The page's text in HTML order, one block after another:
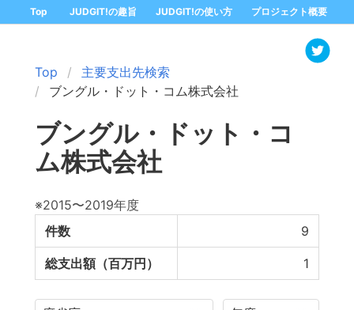
Top JUDGIT!の趣旨 JUDGIT!の使い方 プロジェクト概要
Top
主要支出先検索
ブングル・ドット・コム株式会社
ブングル・ドット・コ
ム株式会社
※2015〜2019年度
件数
9
総支出額（百万円） 1